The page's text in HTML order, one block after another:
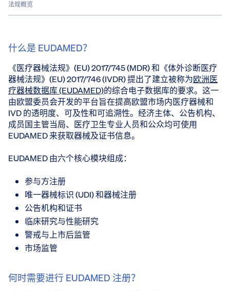
法规概览
什么是 EUDAMED？
《医疗器械法规》(EU) 2017/745 (MDR) 和《体外诊断医疗
器械法规》(EU) 2017/746 (IVDR) 提出了建立被称为欧洲医
疗器械数据库 (EUDAMED)的综合电子数据库的要求。这一
由欧盟委员会开发的平台旨在提高欧盟市场内医疗器械和
IVD 的透明度、可及性和可追溯性。经济主体、公告机构、
成员国主管当局、医疗卫生专业人员和公众均可使用
EUDAMED 来获取器械及证书信息。
EUDAMED 由六个核心模块组成：
参与方注册
唯一器械标识 (UDI) 和器械注册
公告机构和证书
临床研究与性能研究
警戒与上市后监管
市场监管
何时需要进行 EUDAMED 注册？